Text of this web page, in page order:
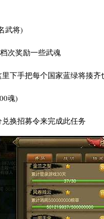
武将)
次奖励一些武魂
下手把每个国家蓝绿将揍齐
魂)
换招募令来完成此任务